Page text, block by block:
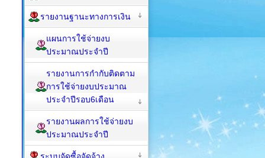
รายงานฐานะทางการเงิน
แผนการใช้จ่ายงบ
ประมาณประจำปี
รายงานการกำกับติดตาม
การใช้จ่ายงบประมาณ
ประจำปีรอบ6เดือน
รายงานผลการใช้จ่ายงบ
ประมาณประจำปี